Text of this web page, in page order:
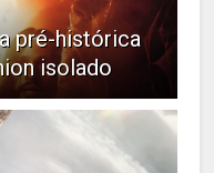
pré-histórica
isolado